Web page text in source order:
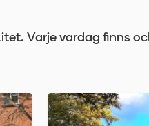
Varje vardag finns